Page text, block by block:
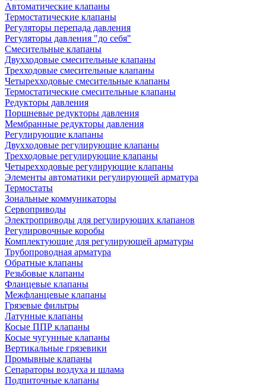
Автоматические клапаны
Термостатические клапаны
Регуляторы перепада давления
Регуляторы давления "до себя"
Смесительные клапаны
Двухходовые смесительные клапаны
Трехходовые смесительные клапаны
Четырехходовые смесительные клапаны
Термостатические смесительные клапаны
Редукторы давления
Поршневые редукторы давления
Мембранные редукторы давления
Регулирующие клапаны
Двухходовые регулирующие клапаны
Трехходовые регулирующие клапаны
Четырехходовые регулирующие клапаны
Элементы автоматики регулирующей арматура
Термостаты
Зональные коммуникаторы
Сервоприводы
Электроприводы для регулирующих клапанов
Регулировочные коробы
Комплектующие для регулирующей арматуры
Трубопроводная арматура
Обратные клапаны
Резьбовые клапаны
Фланцевые клапаны
Межфланцевые клапаны
Грязевые фильтры
Латунные клапаны
Косые ППР клапаны
Косые чугунные клапаны
Вертикальные грязевики
Промывные клапаны
Сепараторы воздуха и шлама
Подпиточные клапаны